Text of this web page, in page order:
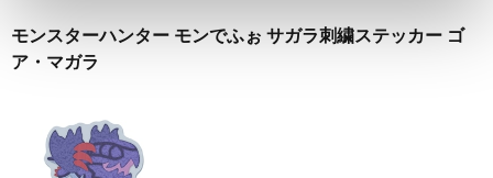
モンスターハンター モンでふぉ サガラ刺繍ステッカー ゴ
ア・マガラ